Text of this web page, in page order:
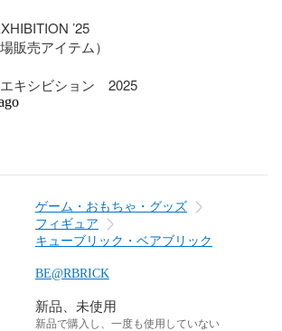
’25
販売アイテム）
キシビション　2025
ゲーム・おもちゃ・グッズ
フィギュア
キューブリック・ベアブリック
BE@RBRICK
新品、未使用
新品で購入し、一度も使用していない